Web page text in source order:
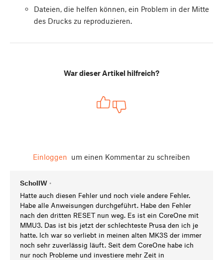
Dateien, die helfen können, ein Problem in der Mitte
des Drucks zu reproduzieren.
War dieser Artikel hilfreich?
Einloggen um einen Kommentar zu schreiben
SchollW •
Hatte auch diesen Fehler und noch viele andere Fehler.
Habe alle Anweisungen durchgeführt. Habe den Fehler
nach den dritten RESET nun weg. Es ist ein CoreOne mit
MMU3. Das ist bis jetzt der schlechteste Prusa den ich je
hatte. Ich war so verliebt in meinen alten MK3S der immer
noch sehr zuverlässig läuft. Seit dem CoreOne habe ich
nur noch Probleme und investiere mehr Zeit in